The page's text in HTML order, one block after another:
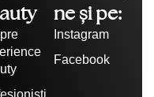
ne și pe:
Instagram
Facebook